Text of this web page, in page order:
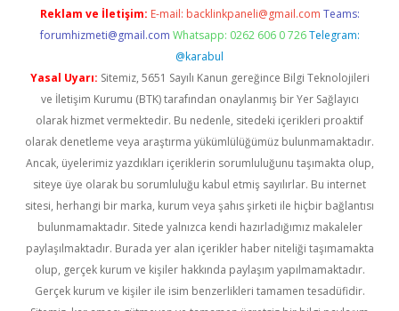
Reklam ve İletişim: E-mail: backlinkpaneli@gmail.com Teams:
forumhizmeti@gmail.com Whatsapp: 0262 606 0 726 Telegram:
@karabul
Yasal Uyarı: Sitemiz, 5651 Sayılı Kanun gereğince Bilgi Teknolojileri
ve İletişim Kurumu (BTK) tarafından onaylanmış bir Yer Sağlayıcı
olarak hizmet vermektedir. Bu nedenle, sitedeki içerikleri proaktif
olarak denetleme veya araştırma yükümlülüğümüz bulunmamaktadır.
Ancak, üyelerimiz yazdıkları içeriklerin sorumluluğunu taşımakta olup,
siteye üye olarak bu sorumluluğu kabul etmiş sayılırlar. Bu internet
sitesi, herhangi bir marka, kurum veya şahıs şirketi ile hiçbir bağlantısı
bulunmamaktadır. Sitede yalnızca kendi hazırladığımız makaleler
paylaşılmaktadır. Burada yer alan içerikler haber niteliği taşımamakta
olup, gerçek kurum ve kişiler hakkında paylaşım yapılmamaktadır.
Gerçek kurum ve kişiler ile isim benzerlikleri tamamen tesadüfidir.